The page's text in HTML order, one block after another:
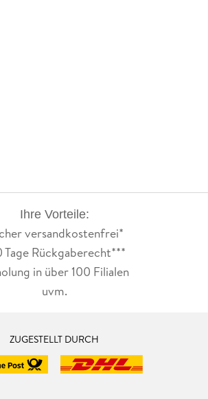
Ihre Vorteile:
versandkostenfrei*
Tage Rückgaberecht***
in über 100 Filialen
uvm.
ZUGESTELLT DURCH